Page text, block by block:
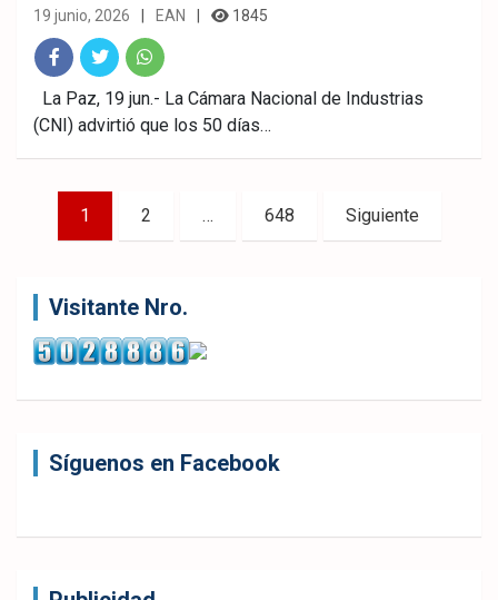
19 junio, 2026 EAN 1845
Fac
ebo
Twitt
er
What
sAp
La Paz, 19 jun.- La Cámara Nacional de Industrias
(CNI) advirtió que los 50 días…
Paginación
entradas
1 2 … 648 Siguiente
Visitante Nro.
Síguenos en Facebook